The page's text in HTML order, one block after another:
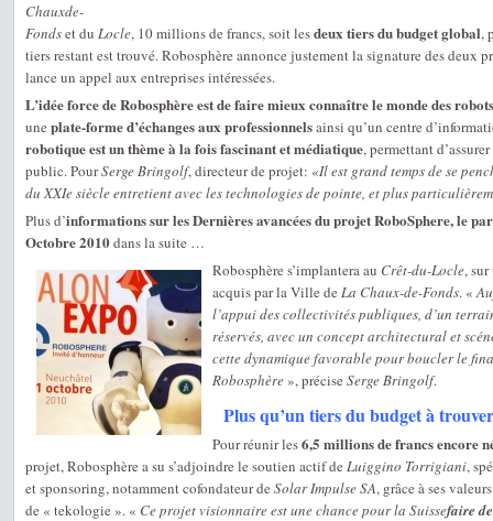
Chauxde-
Fondset du Locle, 10 millions de francs, soit lesdeux tiers du budget global,
tiers restant est trouvé. Robosphère annonce justement la signature des deux
lance un appel aux entreprises intéressées.
L’idée force de Robosphère est de faire mieux connaître le monde des
une plate-forme d’échanges aux professionnelsainsi qu’un centre
robotique est un thème à la fois fascinant et médiatique, permettant
public. PourSerge Bringolf, directeur de projet: «Il est grand temps de se
du XXIe siècle entretient avec les technologies de pointe, et plus
Plus d’informations sur les Dernières avancées du projet RoboSphere, le
Octobre 2010dans la suite …
Robosphère s’implantera au Crêt-du-Locle,
acquis par la Ville de La Chaux-de-Fonds. «
l’appui des collectivités publiques, d’un
réservés, avec un concept architectural et
cette dynamique favorable pour boucler le
Robosphère», précise Serge Bringolf.
Plus qu’un tiers du budget à trouver
Pour réunir les6,5 millions de francs encore
projet, Robosphère a su s’adjoindre le soutien actif de Luiggino Torrigiani,
et sponsoring, notamment cofondateur de Solar Impulse SA, grâce à ses
de « tekologie ». « Ce projet visionnaire est une chance pour la Suissefaire